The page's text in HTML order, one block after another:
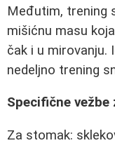
Međutim, trening
mišićnu masu
čak i u mirovanju.
nedeljno trening
Specifične
Za stomak: